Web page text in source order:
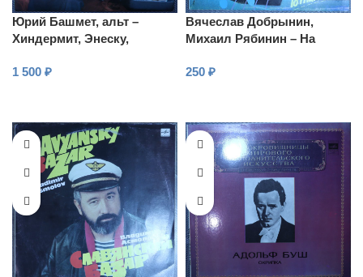
Юрий Башмет, альт –
Хиндермит, Энеску,
1 500 ₽
Вячеслав Добрынин,
Михаил Рябинин – На
250 ₽